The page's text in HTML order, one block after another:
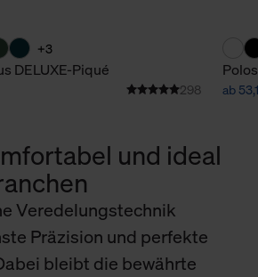
+3
DELUXE-Piqué
298 ab
und ideal
Veredelungstechnik
Präzision und perfekte
bleibt die bewährte